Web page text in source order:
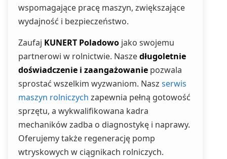
wspomagające pracę maszyn, zwiększające
wydajność i bezpieczeństwo.
Zaufaj KUNERT Poladowo jako swojemu
partnerowi w rolnictwie. Naszedługoletnie
doświadczenie i zaangażowanie pozwala
sprostać wszelkim wyzwaniom. Nasz serwis
maszyn rolniczych zapewnia pełną gotowość
sprzętu, a wykwalifikowana kadra
mechaników zadba o diagnostykę i naprawy.
Oferujemy także regenerację pomp
wtryskowych w ciągnikach rolniczych.